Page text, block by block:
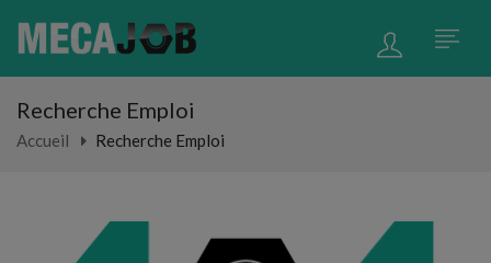
Recherche Emploi
Accueil Recherche Emploi